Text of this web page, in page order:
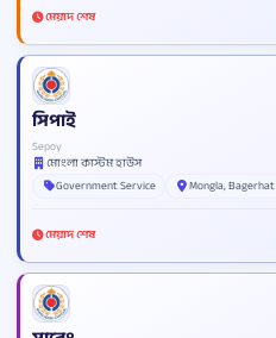
মেয়াদ শেষ
সিপাই
Sepoy
মোংলা কাস্টম হাউস
Government Service
Mongla, Bagerhat
মেয়াদ শেষ